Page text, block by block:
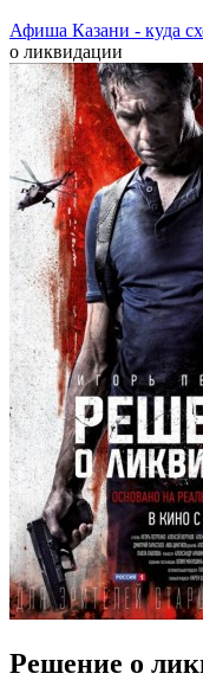
Афиша Казани - куда
о ликвидации
Решение о